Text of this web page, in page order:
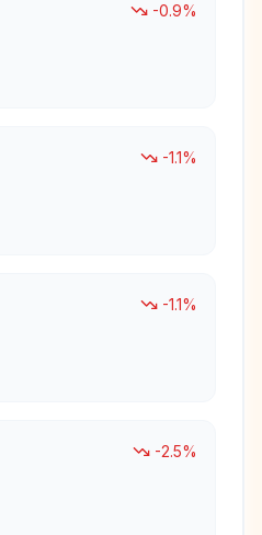
-0.9%
-1.1%
-1.1%
-2.5%